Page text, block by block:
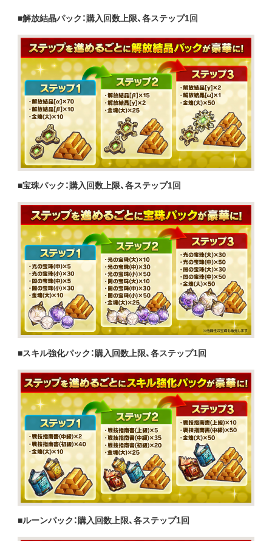
■解放結晶パック：購入回数上限、各ステップ1回
■宝珠パック：購入回数上限、各ステップ1回
■スキル強化パック：購入回数上限、各ステップ1回
■ルーンパック：購入回数上限、各ステップ1回